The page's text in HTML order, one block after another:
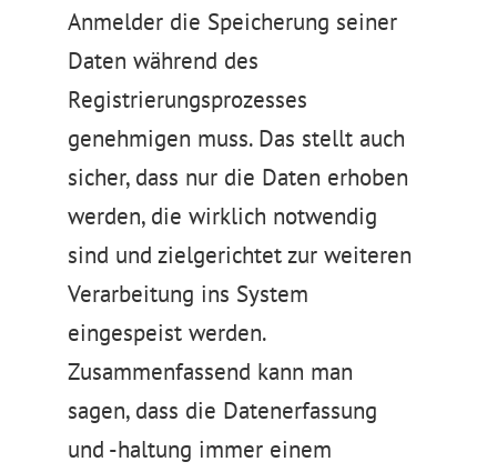
Anmelder die Speicherung seiner
Daten während des
Registrierungsprozesses
genehmigen muss. Das stellt auch
sicher, dass nur die Daten erhoben
werden, die wirklich notwendig
sind und zielgerichtet zur weiteren
Verarbeitung ins System
eingespeist werden.
Zusammenfassend kann man
sagen, dass die Datenerfassung
und -haltung immer einem